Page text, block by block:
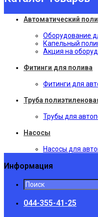
Автоматический
Оборудование
Капельный
Акция на
Фитинги для полива
Фитинги для
Труба
Трубы для
Насосы
Насосы для
Информация
044-355-41-25